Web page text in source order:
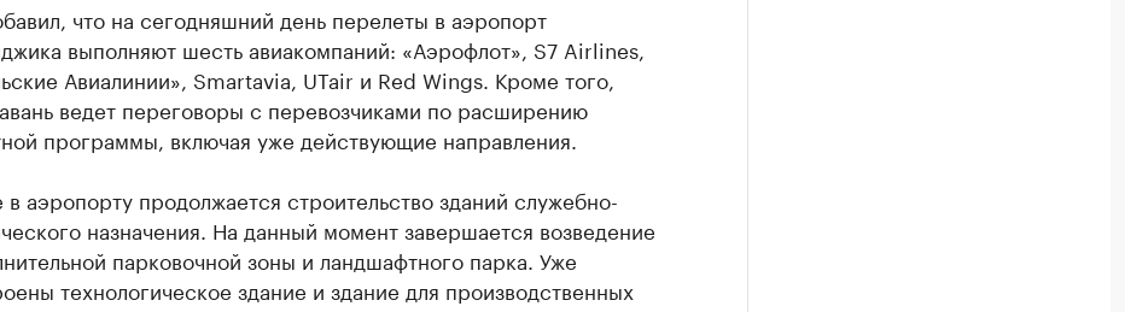
что на сегодняшний день перелеты в аэропорт
выполняют шесть авиакомпаний: «Аэрофлот», S7 Airlines,
Авиалинии», Smartavia, UTair и Red Wings. Кроме того,
ведет переговоры с перевозчиками по расширению
программы, включая уже действующие направления.
в аэропорту продолжается строительство зданий служебно-
назначения. На данный момент завершается возведение
парковочной зоны и ландшафтного парка. Уже
технологическое здание и здание для производственных